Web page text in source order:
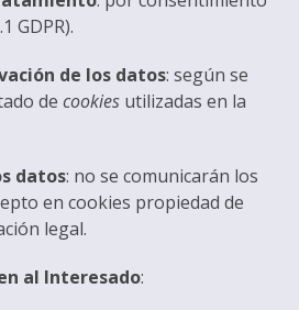
GDPR).
de los datos: según se
decookies utilizadas en la
datos: no se comunicarán los
en cookies propiedad de
legal.
al Interesado: